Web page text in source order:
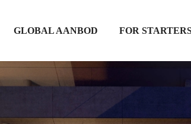
GLOBAL AANBOD FOR